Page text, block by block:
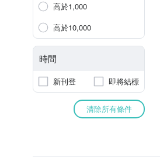
高於1,000
高於10,000
時間
新刊登 即將結標
清除所有條件